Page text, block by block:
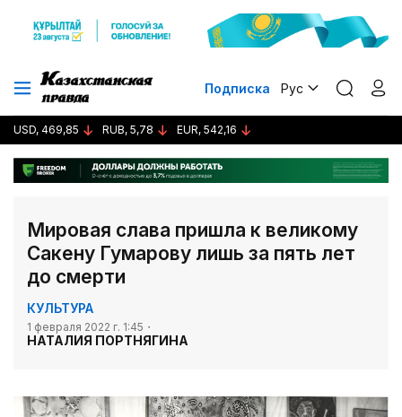
Подписка Рус
USD, 469,85 RUB, 5,78 EUR, 542,16
Мировая слава пришла к великому
Сакену Гумарову лишь за пять лет
до смерти
КУЛЬТУРА
1 февраля 2022 г. 1:45
НАТАЛИЯ ПОРТНЯГИНА